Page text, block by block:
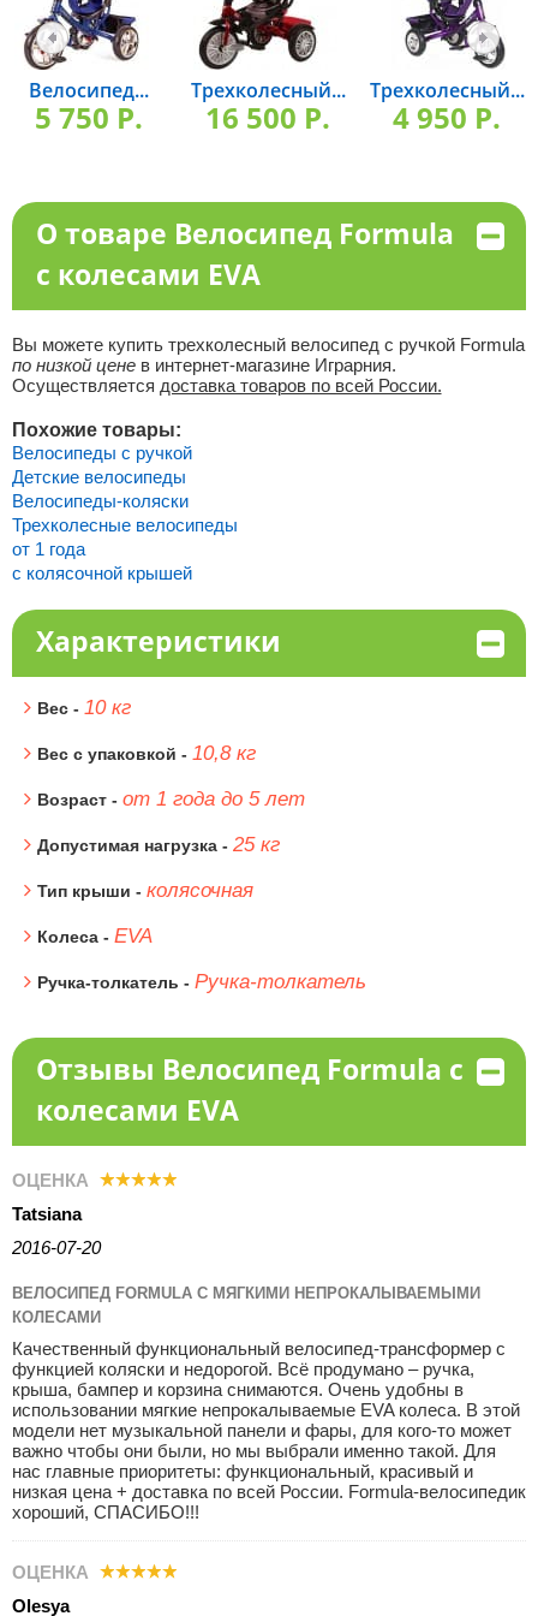
Велосипед...
5 750 P.
Трехколесный...
16 500 P.
Трехколесный...
4 950 P.
О товаре Велосипед Formula
c колесами EVA
Вы можете купить трехколесный велосипед с ручкой Formula
по низкой ценев интернет-магазине Играрния.
Осуществляется доставка товаров по всей России.
Похожие товары:
Велосипеды с ручкой
Детские велосипеды
Велосипеды-коляски
Трехколесные велосипеды
от 1 года
с колясочной крышей
Характеристики
Вес - 10 кг
Вес с упаковкой - 10,8 кг
Возраст - от 1 года до 5 лет
Допустимая нагрузка - 25 кг
Тип крыши - колясочная
Колеса - EVA
Ручка-толкатель - Ручка-толкатель
Отзывы Велосипед Formula c
колесами EVA
ОЦЕНКА
Tatsiana
2016-07-20
ВЕЛОСИПЕД FORMULA C МЯГКИМИ НЕПРОКАЛЫВАЕМЫМИ
КОЛЕСАМИ
Качественный функциональный велосипед-трансформер с
функцией коляски и недорогой. Всё продумано – ручка,
крыша, бампер и корзина снимаются. Очень удобны в
использовании мягкие непрокалываемые EVA колеса. В этой
модели нет музыкальной панели и фары, для кого-то может
важно чтобы они были, но мы выбрали именно такой. Для
нас главные приоритеты: функциональный, красивый и
низкая цена + доставка по всей России. Formula-велосипедик
хороший, СПАСИБО!!!
ОЦЕНКА
Olesya